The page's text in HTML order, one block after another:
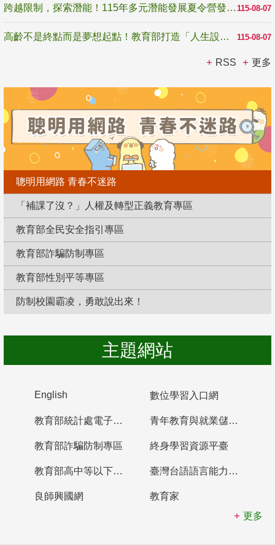
115-08-07
跨越限制，探索潛能！115年多元潛能發展夏令營發掘生命無限可能
115-08-07
高齡不是終點而是夢想起點！教育部打造「人生設計夢工場」 參展第3屆高齡健康產業博覽會
RSS 更多
聰明用網路 青春不迷路
「補課了沒？」人權及轉型正義教育專區
教育部全民安全指引專區
教育部詐騙防制專區
教育部性別平等專區
防制校園霸凌，勇敢說出來！
主題網站
English 數位學習入口網
教育部統計處電子書櫃 青年教育與就業儲蓄帳戶
教育部詐騙防制專區 終身學習資源平臺
教育部高中等以下學校及幼兒園教師資格檢定考試 臺灣台語語言能力認證網站
良師興國網
教育家
更多